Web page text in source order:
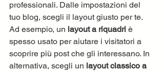
professionali. Dalle impostazioni del
tuo blog, scegli il layout giusto per te.
Ad esempio, un layout a riquadri è
spesso usato per aiutare i visitatori a
scoprire più post che gli interessano. In
alternativa, scegli un layout classico a